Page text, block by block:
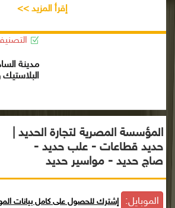
إقرأ المزيد >>
مدينة
البلاستيك
المؤسسة المصرية لتجارة الحديد |
حديد قطاعات - علب حديد -
صاج حديد - مواسير حديد
الموبايل: إشترك للحصول على كامل بيانات